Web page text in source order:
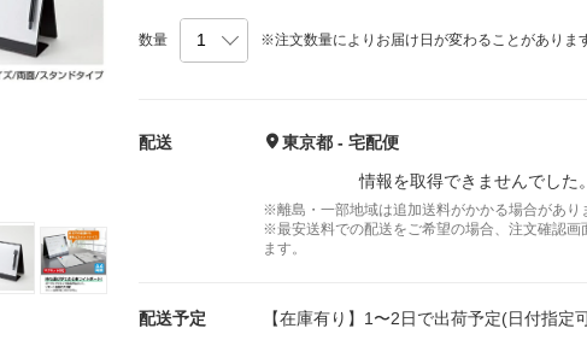
数量 ※注文数量によりお届け日が変わることがありま
配送
東京都 - 宅配便
情報を取得できませんでし
※離島・一部地域は追加送料がかかる場合があり
※最安送料での配送をご希望の場合、注文確認
ます。
配送予定 【在庫有り】1〜2日で出荷予定(日付指定